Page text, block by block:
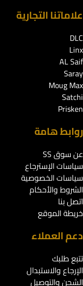
علاماتنا التجارية
DLC
Linx
AL Saif
Saray
Moug Max
Satchi
Prisken
روابط هامة
عن سوق SS
سياسات الإسترجاع
سياسات الخصوصية
الشروط والأحكام
اتصل بنا
خريطة الموقع
دعم العملاء
تتبع طلبك
الإرجاع والاستبدال
الشحن والتوصيل